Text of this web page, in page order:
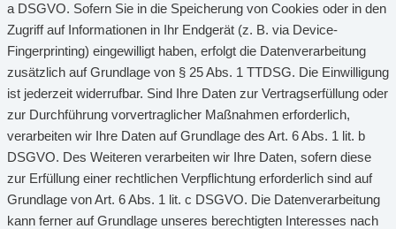
a DSGVO. Sofern Sie in die Speicherung von Cookies oder in den
Zugriff auf Informationen in Ihr Endgerät (z. B. via Device-
Fingerprinting) eingewilligt haben, erfolgt die Datenverarbeitung
zusätzlich auf Grundlage von § 25 Abs. 1 TTDSG. Die Einwilligung
ist jederzeit widerrufbar. Sind Ihre Daten zur Vertragserfüllung oder
zur Durchführung vorvertraglicher Maßnahmen erforderlich,
verarbeiten wir Ihre Daten auf Grundlage des Art. 6 Abs. 1 lit. b
DSGVO. Des Weiteren verarbeiten wir Ihre Daten, sofern diese
zur Erfüllung einer rechtlichen Verpflichtung erforderlich sind auf
Grundlage von Art. 6 Abs. 1 lit. c DSGVO. Die Datenverarbeitung
kann ferner auf Grundlage unseres berechtigten Interesses nach